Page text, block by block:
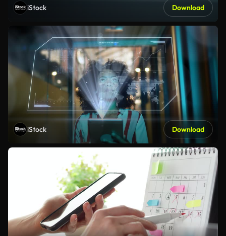
iStock Download
iStock Download